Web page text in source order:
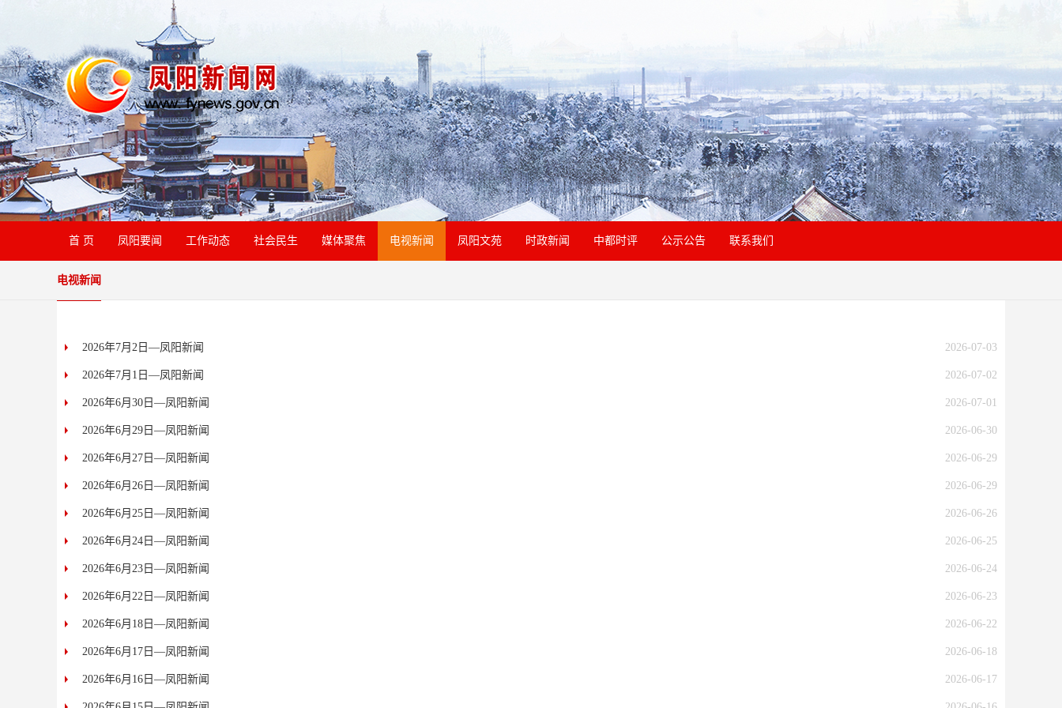
首 页 凤阳要闻 工作动态 社会民生 媒体聚焦 电视新闻 凤阳文苑 时政新闻 中都时评 公示公告 联系我们
电视新闻
2026-07-03
2026年7月2日—凤阳新闻
2026-07-02
2026年7月1日—凤阳新闻
2026-07-01
2026年6月30日—凤阳新闻
2026-06-30
2026年6月29日—凤阳新闻
2026-06-29
2026年6月27日—凤阳新闻
2026-06-29
2026年6月26日—凤阳新闻
2026-06-26
2026年6月25日—凤阳新闻
2026-06-25
2026年6月24日—凤阳新闻
2026-06-24
2026年6月23日—凤阳新闻
2026-06-23
2026年6月22日—凤阳新闻
2026-06-22
2026年6月18日—凤阳新闻
2026-06-18
2026年6月17日—凤阳新闻
2026-06-17
2026年6月16日—凤阳新闻